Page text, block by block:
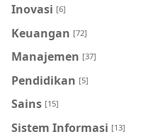
Inovasi [6]
Keuangan [72]
Manajemen [37]
Pendidikan [5]
Sains [15]
Sistem Informasi [13]